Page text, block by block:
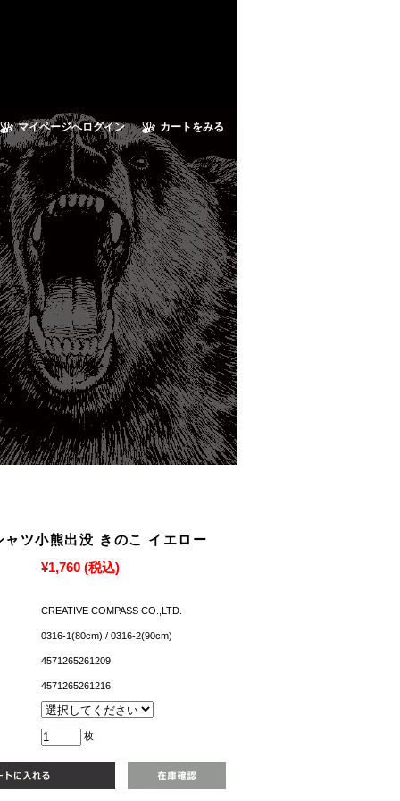
マイページへログイン カートをみる
ャツ小熊出没 きのこ イエロー
¥1,760 (税込)
CREATIVE COMPASS CO.,LTD.
0316-1(80cm) / 0316-2(90cm)
4571265261209
4571265261216
枚